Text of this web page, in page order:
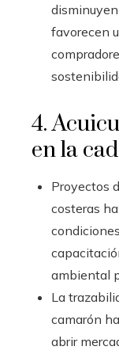
favorecen
4.
en la
Proyectos
costeras
ambiental
La
camarón
abrir